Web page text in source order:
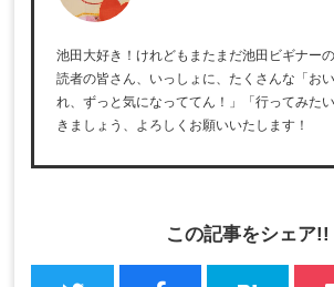
池田大好き！けれどもまたまだ池田ビギナーの
読者の皆さん、いっしょに、たくさんな「お
れ、ずっと気になっててん！」「行ってみた
きましょう、よろしくお願いいたします！
この記事をシェア!!